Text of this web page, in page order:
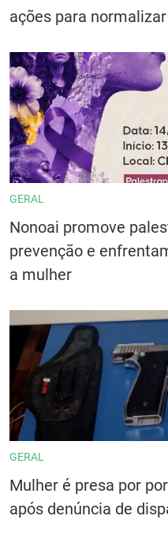
ações para
GERAL
Nonoai promove
prevenção e
a mulher
GERAL
Mulher é presa por
após denúncia de